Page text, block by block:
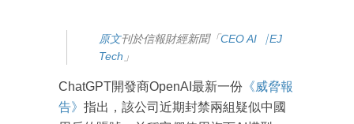
原文刊於信報財經新聞「CEO AI⎹ EJ
Tech 」
ChatGPT開發商OpenAI最新一份 《威脅報
告》 指出，該公司近期封禁兩組疑似中國